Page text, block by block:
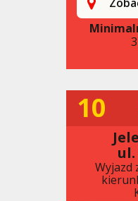
10
ul.
Wyjazd